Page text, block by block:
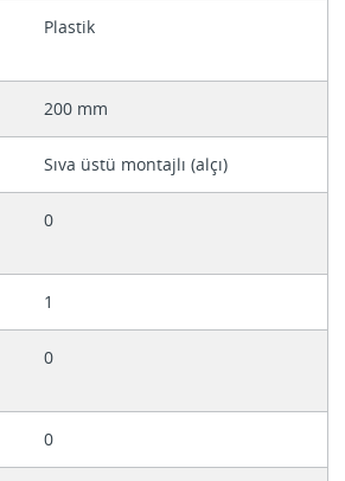
Plastik
200 mm
Sıva üstü montajlı (alçı)
0
1
0
0